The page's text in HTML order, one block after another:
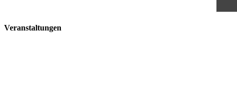
Veranstaltungen